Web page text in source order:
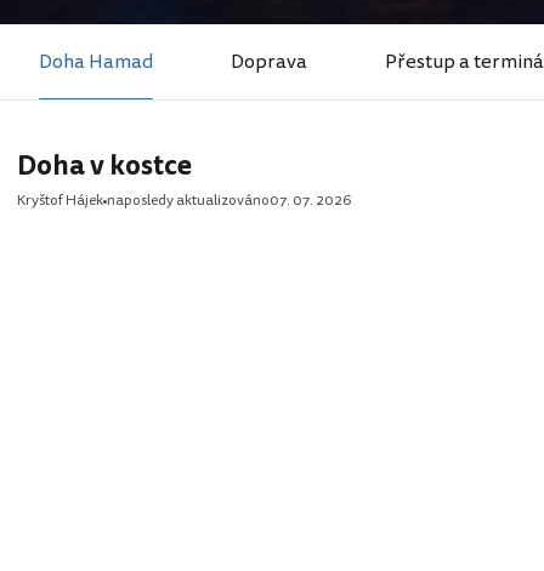
Doha Hamad Doprava Přestup a
Doha v kostce
Kryštof Hájek naposledy aktualizováno07. 07. 2026